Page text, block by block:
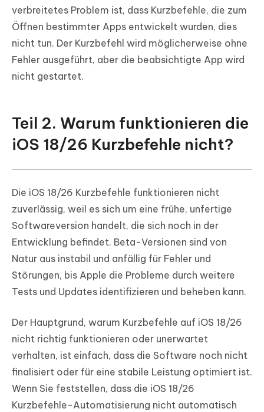
verbreitetes Problem ist, dass Kurzbefehle, die zum
Öffnen bestimmter Apps entwickelt wurden, dies
nicht tun. Der Kurzbefehl wird möglicherweise ohne
Fehler ausgeführt, aber die beabsichtigte App wird
nicht gestartet.
Teil 2. Warum funktionieren die
iOS 18/26 Kurzbefehle nicht?
Die iOS 18/26 Kurzbefehle funktionieren nicht
zuverlässig, weil es sich um eine frühe, unfertige
Softwareversion handelt, die sich noch in der
Entwicklung befindet. Beta-Versionen sind von
Natur aus instabil und anfällig für Fehler und
Störungen, bis Apple die Probleme durch weitere
Tests und Updates identifizieren und beheben kann.
Der Hauptgrund, warum Kurzbefehle auf iOS 18/26
nicht richtig funktionieren oder unerwartet
verhalten, ist einfach, dass die Software noch nicht
finalisiert oder für eine stabile Leistung optimiert ist.
Wenn Sie feststellen, dass die iOS 18/26
Kurzbefehle-Automatisierung nicht automatisch